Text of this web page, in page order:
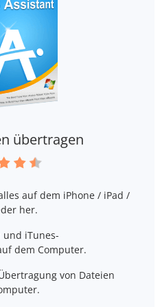
übertragen
auf dem iPhone / iPad /
her.
und iTunes-
dem Computer.
von Dateien